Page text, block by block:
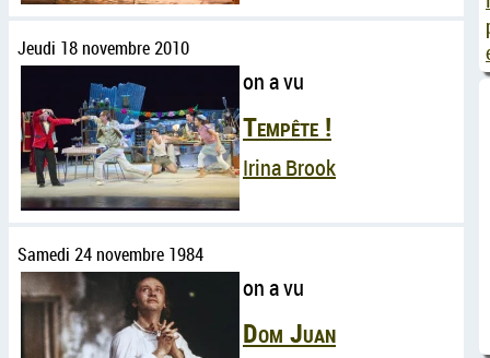
Jeudi 18 novembre 2010
on a vu
Tempête !
Irina Brook
Samedi 24 novembre 1984
on a vu
Dom Juan